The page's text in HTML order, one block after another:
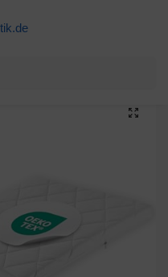
– Wiegenmatratze Allegro, 90/40 cm, eckig